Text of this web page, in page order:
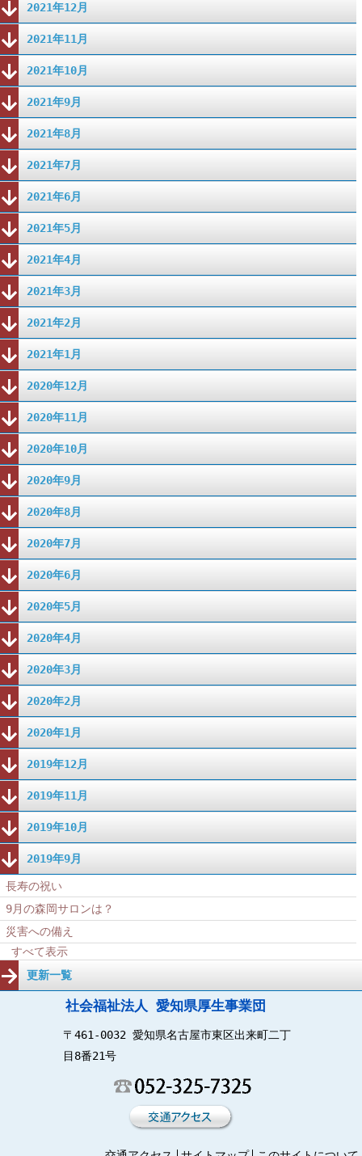
2021年12月
2021年11月
2021年10月
2021年9月
2021年8月
2021年7月
2021年6月
2021年5月
2021年4月
2021年3月
2021年2月
2021年1月
2020年12月
2020年11月
2020年10月
2020年9月
2020年8月
2020年7月
2020年6月
2020年5月
2020年4月
2020年3月
2020年2月
2020年1月
2019年12月
2019年11月
2019年10月
2019年9月
長寿の祝い
9月の森岡サロンは？
災害への備え
すべて表示
更新一覧
社会福祉法人 愛知県厚生事業団
〒461-0032 愛知県名古屋市東区出来町二丁
目8番21号